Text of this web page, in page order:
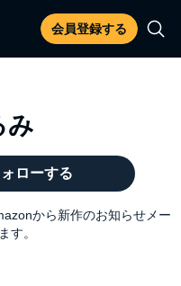
会員登録する
み
ローする
から新作のお知らせメー
す。